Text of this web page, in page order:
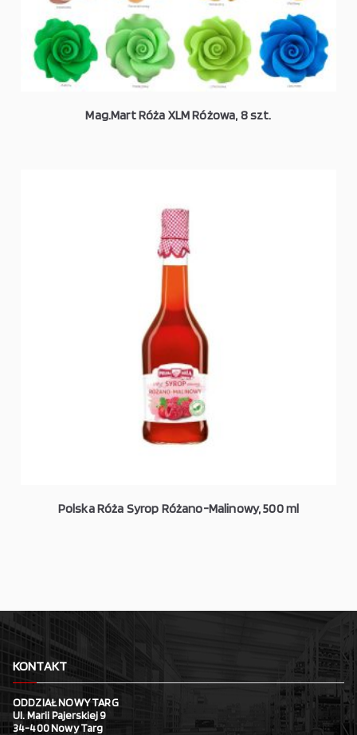
Mag.Mart Róża XLM Różowa, 8 szt.
Polska Róża Syrop Różano-Malinowy, 500 ml
KONTAKT
ODDZIAŁ NOWY TARG
Ul. Marii Pajerskiej 9
34-400 Nowy Targ